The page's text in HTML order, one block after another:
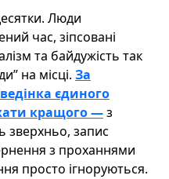
Люди
час, зіпсовані
та байдужість так
на місці. За
єдиного
кращого —з
зверхньо, запис
з проханнями
просто ігноруються.